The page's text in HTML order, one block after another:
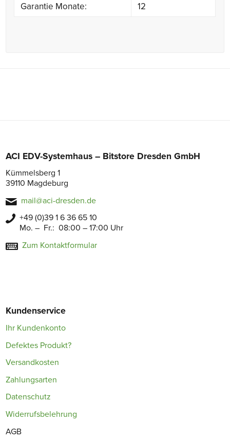
Garantie Monate:
12
ACI EDV-Systemhaus – Bitstore Dresden GmbH
Kümmelsberg 1
39110 Magdeburg
mail@aci-dresden.de
+49 (0)39 1 6 36 65 10
Mo. – Fr.: 08:00 – 17:00 Uhr
Zum Kontaktformular
Kundenservice
Ihr Kundenkonto
Defektes Produkt?
Versandkosten
Zahlungsarten
Datenschutz
Widerrufsbelehrung
AGB